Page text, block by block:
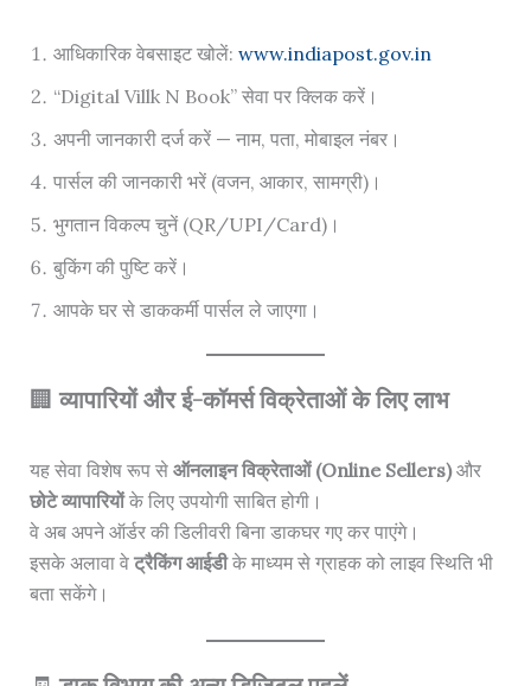
आधिकारिक वेबसाइट खोलें: www.indiapost.gov.in
“Digital Villk N Book” सेवा पर क्लिक करें।
अपनी जानकारी दर्ज करें — नाम, पता, मोबाइल नंबर।
पार्सल की जानकारी भरें (वजन, आकार, सामग्री)।
भुगतान विकल्प चुनें (QR/UPI/Card)।
बुकिंग की पुष्टि करें।
आपके घर से डाककर्मी पार्सल ले जाएगा।
🏢व्यापारियों और ई-कॉमर्स विक्रेताओं के लिए लाभ
यह सेवा विशेष रूप से ऑनलाइन विक्रेताओं (Online Sellers)और
छोटे व्यापारियोंके लिए उपयोगी साबित होगी।
वे अब अपने ऑर्डर की डिलीवरी बिना डाकघर गए कर पाएंगे।
इसके अलावा वे ट्रैकिंग आईडीके माध्यम से ग्राहक को लाइव स्थिति भी
बता सकेंगे।